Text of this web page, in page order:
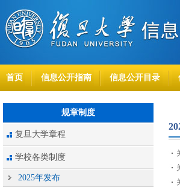
首页 信息公开指南 信息公开目录
规章制度
复旦大学章程
学校各类制度
2025年发布